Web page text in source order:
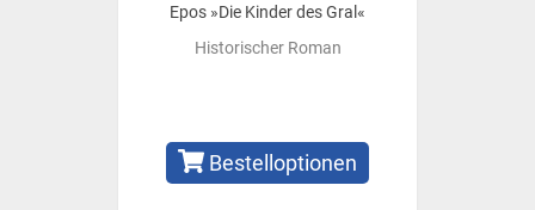
Epos »Die Kinder des Gral«
Historischer Roman
Bestelloptionen